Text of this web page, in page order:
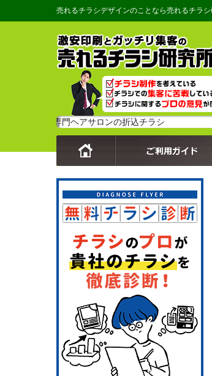
売れるチラシデザインのことなら売れるチラシ
育毛専門ヘアサロンの折込チラシ